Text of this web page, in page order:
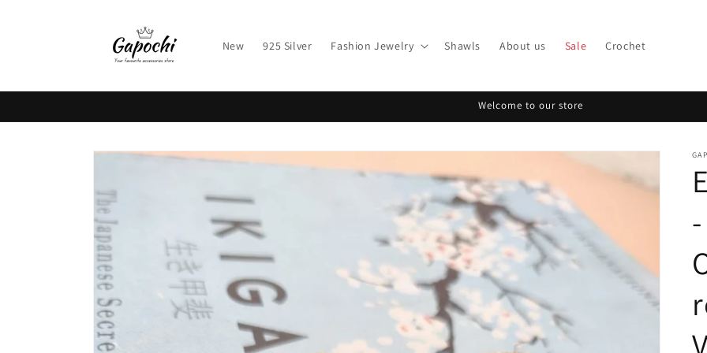
New 925 Silver Fashion Jewelry Shawls About us Sale Crochet
Welcome to our store
Skip to